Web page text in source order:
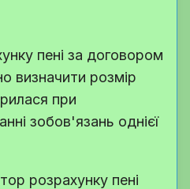
пені за договором
визначити розмір
при
зобов'язань однієї
розрахунку пені